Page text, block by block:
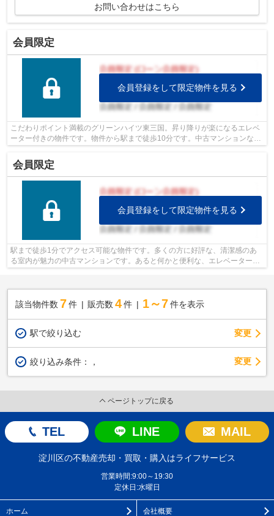
お問い合わせはこちら
会員限定
会員登録をして限定物件を見る
こだわりポイント満載のグリーンハイツ東三国。昇り降りが楽になるエレベ
ーター付きの物件です。物件から駅まで徒歩10分です。中古マンションなら
周りにどのような人が住んでいるかも...
会員限定
会員登録をして限定物件を見る
駅まで徒歩1分でアクセス可能な物件です。多くの方に好評な、清潔感のあ
る室内が魅力の中古マンションです。あると何かと便利な、エレベーターの
ある物件となっています。東海道・山陽...
該当物件数 7件 販売数 4 件 1～7 件を表示
駅で絞り込む 変更
絞り込み条件： ， 変更
ページトップに戻る
TEL LINE MAIL
淀川区の不動産売却・買取・購入はライフサービス
営業時間:9:00～19:30
定休日:水曜日
ホーム 会社概要